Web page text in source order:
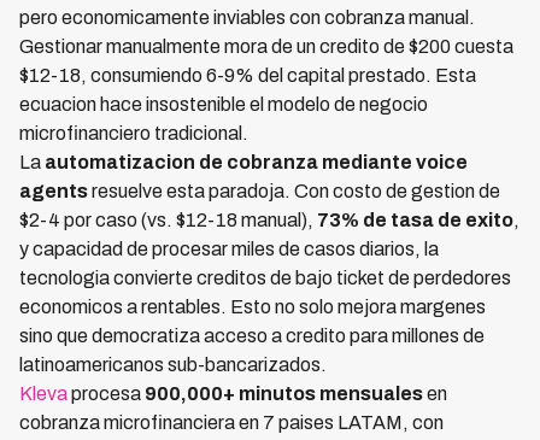
pero economicamente inviables con cobranza manual.
Gestionar manualmente mora de un credito de $200 cuesta
$12-18, consumiendo 6-9% del capital prestado. Esta
ecuacion hace insostenible el modelo de negocio
microfinanciero tradicional.
La automatizacion de cobranza mediante voice
agentsresuelve esta paradoja. Con costo de gestion de
$2-4 por caso (vs. $12-18 manual), 73% de tasa de exito,
y capacidad de procesar miles de casos diarios, la
tecnologia convierte creditos de bajo ticket de perdedores
economicos a rentables. Esto no solo mejora margenes
sino que democratiza acceso a credito para millones de
latinoamericanos sub-bancarizados.
Klevaprocesa 900,000+ minutos mensualesen
cobranza microfinanciera en 7 paises LATAM, con